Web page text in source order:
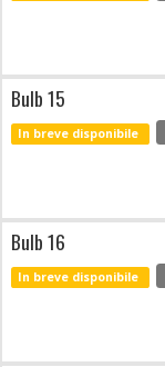
Bulb 15
In breve disponibile
Bulb 16
In breve disponibile